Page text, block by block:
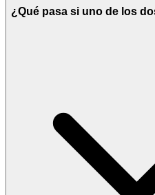
¿Qué pasa si uno de los